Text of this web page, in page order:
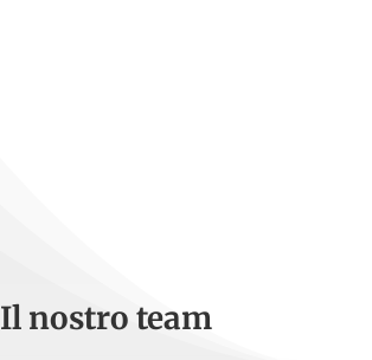
Il nostro team